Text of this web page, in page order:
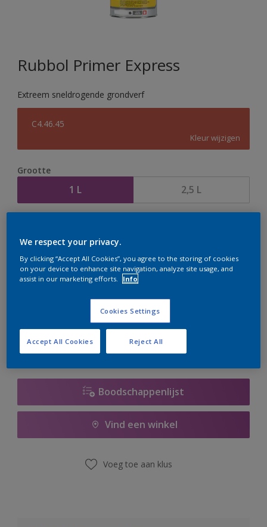
Rubbol Primer Express
Extreem sneldrogende grondverf
C4.46.45
Kleur wijzigen
Grootte
1 L 2,5 L
te bestellen. Houd de website in de gaten, we werken
er hard aan om de voorraad aan te vullen.
Boodschappenlijst
Vind een winkel
Voeg toe aan klus
We respect your privacy.
By clicking “Accept All Cookies”, you agree to the storing of cookies
on your device to enhance site navigation, analyze site usage, and
assist in our marketing efforts.
Info
Cookies Settings
Reject All
Accept All Cookies